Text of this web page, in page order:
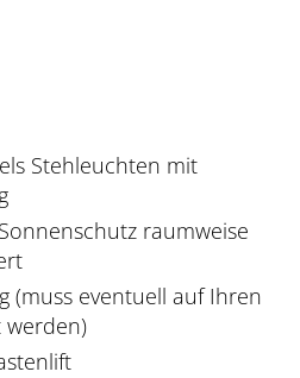
Stehleuchten mit
raumweise
(muss eventuell auf Ihren
werden)